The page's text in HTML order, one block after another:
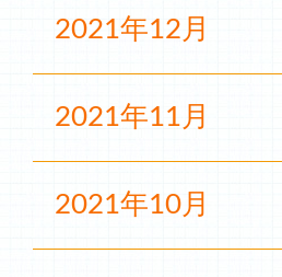
2021年12月
2021年11月
2021年10月